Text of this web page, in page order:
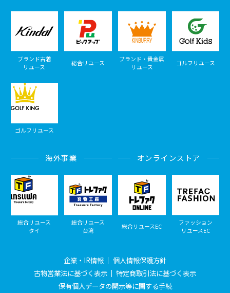
ブランド古着
リユース
総合リユース
ブランド・貴金属
リユース
ゴルフリユース
ゴルフリユース
海外事業
総合リユース
タイ
総合リユース
台湾
オンラインストア
総合リユースEC
ファッション
リユースEC
企業・IR情報
個人情報保護方針
古物営業法に基づく表示
特定商取引法に基づく表示
保有個人データの開示等に関する手続